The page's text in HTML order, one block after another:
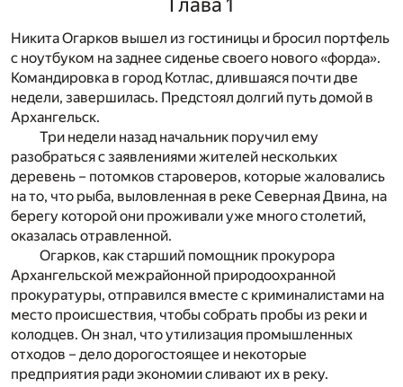
Никита Огарков вышел из гостиницы и бросил портфель
с ноутбуком на заднее сиденье своего нового «форда».
Командировка в город Котлас, длившаяся почти две
недели, завершилась. Предстоял долгий путь домой в
Архангельск.
Три недели назад начальник поручил ему
разобраться с заявлениями жителей нескольких
деревень – потомков староверов, которые жаловались
на то, что рыба, выловленная в реке Северная Двина, на
берегу которой они проживали уже много столетий,
оказалась отравленной.
Огарков, как старший помощник прокурора
Архангельской межрайонной природоохранной
прокуратуры, отправился вместе с криминалистами на
место происшествия, чтобы собрать пробы из реки и
колодцев. Он знал, что утилизация промышленных
отходов – дело дорогостоящее и некоторые
предприятия ради экономии сливают их в реку.